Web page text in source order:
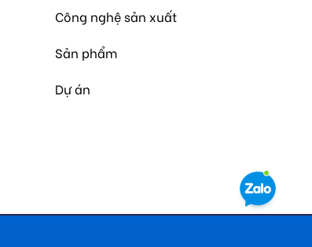
Công nghệ sản xuất
Sản phẩm
Dự án